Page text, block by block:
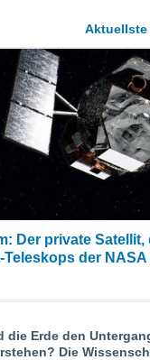
Aktuellste
Der private Satellit,
Teleskops der
die Erde den
Die